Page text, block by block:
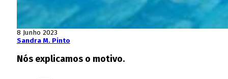
8 Junho 2023
Sandra M. Pinto
Nós explicamos o motivo.